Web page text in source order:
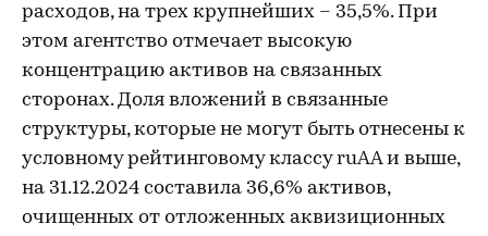
расходов, на трех крупнейших – 35,5%. При
этом агентство отмечает высокую
концентрацию активов на связанных
сторонах. Доля вложений в связанные
структуры, которые не могут быть отнесены к
условному рейтинговому классу ruAA и выше,
на 31.12.2024 составила 36,6% активов,
очищенных от отложенных аквизиционных